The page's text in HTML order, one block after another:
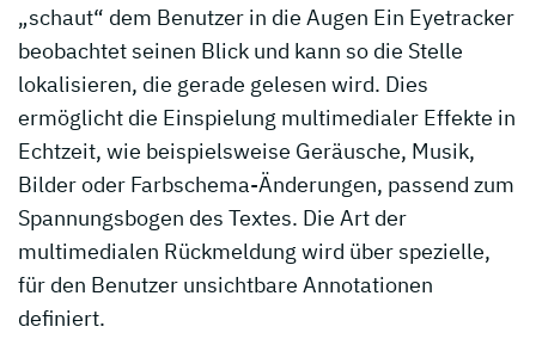
„schaut“ dem Benutzer in die Augen Ein Eyetracker
beobachtet seinen Blick und kann so die Stelle
lokalisieren, die gerade gelesen wird. Dies
ermöglicht die Einspielung multimedialer Effekte in
Echtzeit, wie beispielsweise Geräusche, Musik,
Bilder oder Farbschema-Änderungen, passend zum
Spannungsbogen des Textes. Die Art der
multimedialen Rückmeldung wird über spezielle,
für den Benutzer unsichtbare Annotationen
definiert.